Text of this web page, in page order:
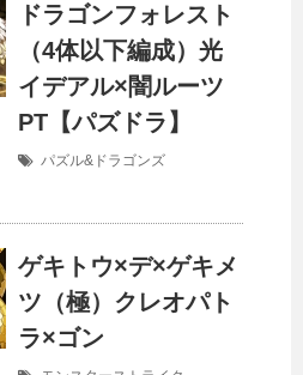
ドラゴンフォレスト
（4体以下編成）光
イデアル×闇ルーツ
PT【パズドラ】
パズル&ドラゴンズ
ゲキトウ×デ×ゲキメ
ツ（極）クレオパト
ラ×ゴン